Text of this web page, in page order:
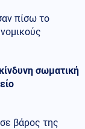
πίσω το
σωματική
βάρος της